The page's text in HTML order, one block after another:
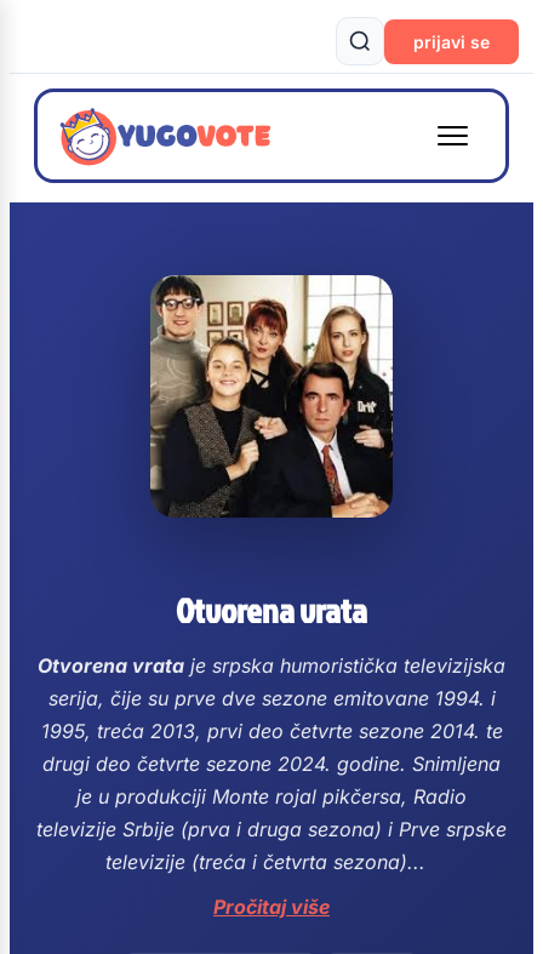
prijavi se
Otvorena vrata
Otvorena vrata je srpska humoristička televizijska
serija, čije su prve dve sezone emitovane 1994. i
1995, treća 2013, prvi deo četvrte sezone 2014. te
drugi deo četvrte sezone 2024. godine. Snimljena
je u produkciji Monte rojal pikčersa, Radio
televizije Srbije (prva i druga sezona) i Prve srpske
televizije (treća i četvrta sezona)...
Pročitaj više